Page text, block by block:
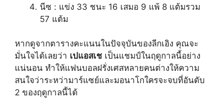
นีซ : แข่ง 33 ชนะ 16 เสมอ 9 แพ้ 8 แต้มรวม
57 แต้ม
หากดูจากตารางคะแนนในปัจจุบันของลีกเอิง คุณจะ
มั่นใจได้เลยว่า เปแอสเช เป็นแชมป์ในฤดูกาลนี้อย่าง
แน่นอน ทำให้แฟนบอลฝรั่งเศสหลายคนต่างให้ความ
สนใจว่าระหว่ามาร์แซย์และมอนาโกใครจะจบที่อันดับ
2 ของฤดูกาลนี้ได้